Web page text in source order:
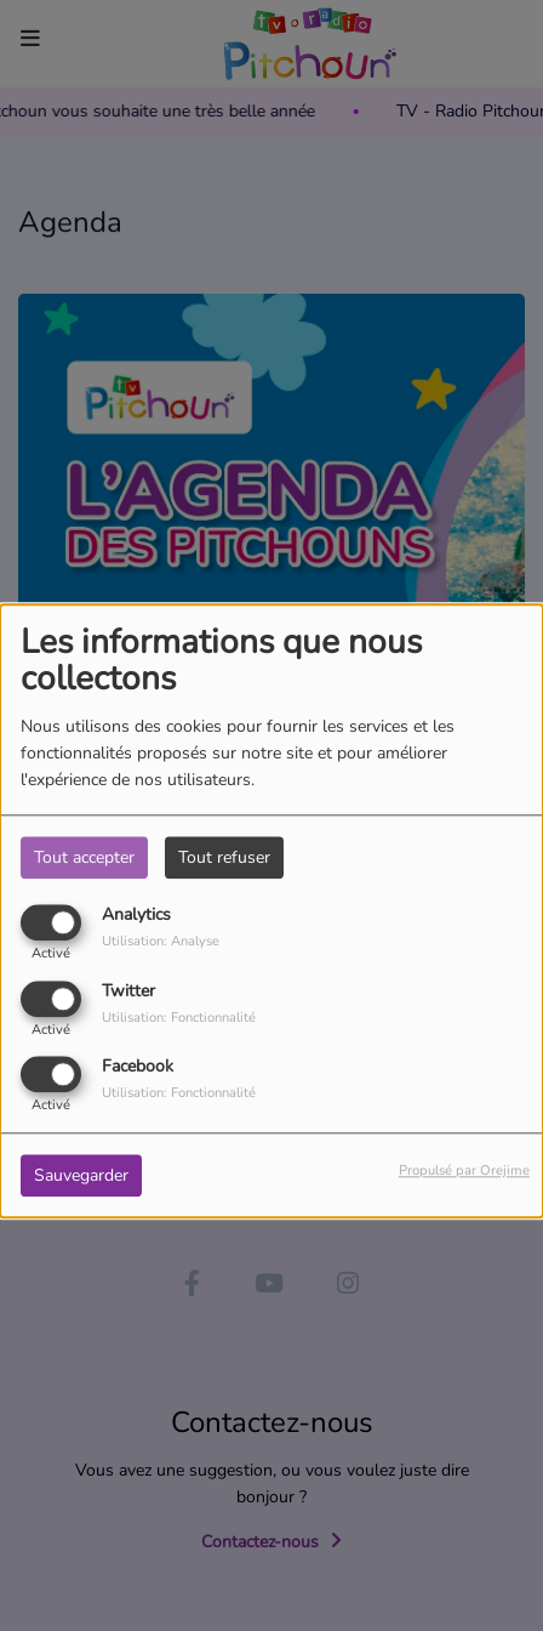
Les informations que nous
collectons
Nous utilisons des cookies pour fournir les services et les
fonctionnalités proposés sur notre site et pour améliorer
l'expérience de nos utilisateurs.
Tout accepter Tout refuser
Analytics
Activé
Utilisation: Analyse
Twitter
Activé
Utilisation: Fonctionnalité
Facebook
Activé
Utilisation: Fonctionnalité
Sauvegarder Propulsé par Orejime
vous souhaite une très belle année TV - Radio
Accueil
Grille des programmes TV
Replay TV Pitchoun
Où regarder TV Pitchoun ?
Radio
Grille des programmes Radio
Podcasts
Où écouter Radio Pitchoun ?
Pitchoun Rédac
Qui sommes-nous ?
Contact
Agenda
moment ! Retrouvez aussi des bons plans partout en France !
Contactez-nous
Vous avez une suggestion, ou vous voulez juste dire
bonjour ?
Contactez-nous